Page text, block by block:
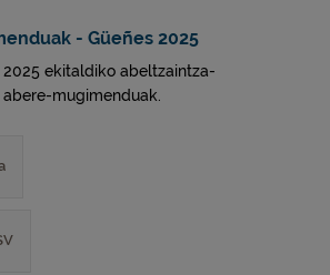
- Güeñes 2025
ekitaldiko abeltzaintza-
mugimenduak.